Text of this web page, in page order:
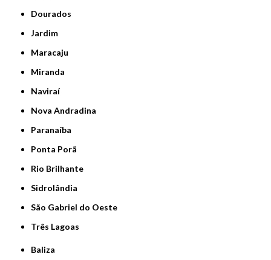
Dourados
Jardim
Maracaju
Miranda
Naviraí
Nova Andradina
Paranaíba
Ponta Porã
Rio Brilhante
Sidrolândia
São Gabriel do Oeste
Três Lagoas
Baliza